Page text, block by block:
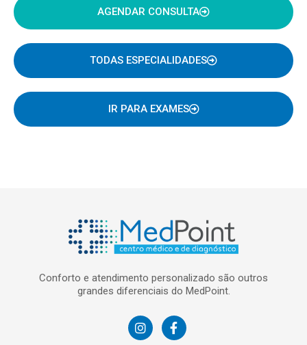
AGENDAR CONSULTA
TODAS ESPECIALIDADES
IR PARA EXAMES
Conforto e atendimento personalizado são outros
grandes diferenciais do MedPoint.